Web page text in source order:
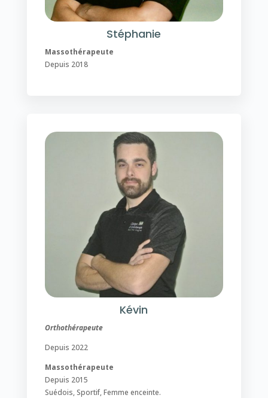
Stéphanie
Massothérapeute
Depuis 2018
Kévin
Orthothérapeute
Depuis 2022
Massothérapeute
Depuis 2015
Suédois, Sportif, Femme enceinte.